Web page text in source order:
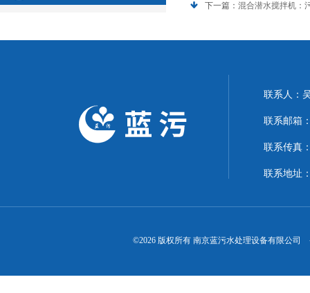
下一篇： 混合潜水搅拌机：
联系人：
联系邮箱
联系传真
联系地址
©2026 版权所有 南京蓝污水处理设备有限公司